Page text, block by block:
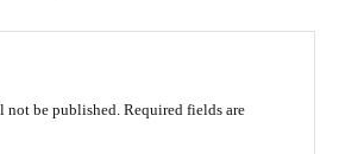
not be published. Required fields are